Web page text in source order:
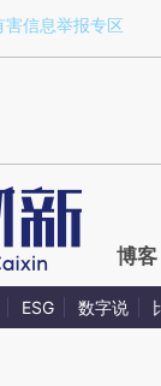
害信息举报专区
博客
ESG 数字说